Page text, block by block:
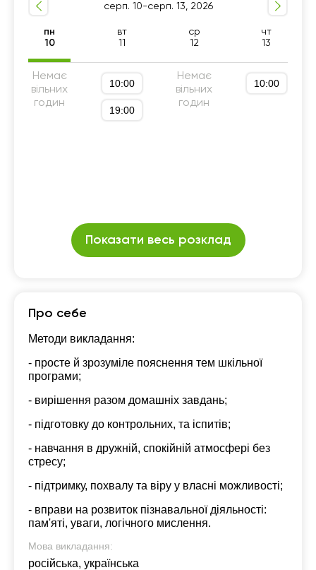
серп. 10-серп. 13, 2026
пн
10
вт
11
ср
12
чт
13
Немає
вільних
годин
10:00
19:00
Немає
вільних
годин
10:00
Показати весь розклад
Про себе
Методи викладання:
- просте й зрозуміле пояснення тем шкільної
програми;
- вирішення разом домашніх завдань;
- підготовку до контрольних, та іспитів;
- навчання в дружній, спокійній атмосфері без
стресу;
- підтримку, похвалу та віру у власні можливості;
- вправи на розвиток пізнавальної діяльності:
пам'яті, уваги, логічного мислення.
Мова викладання:
російська, українська